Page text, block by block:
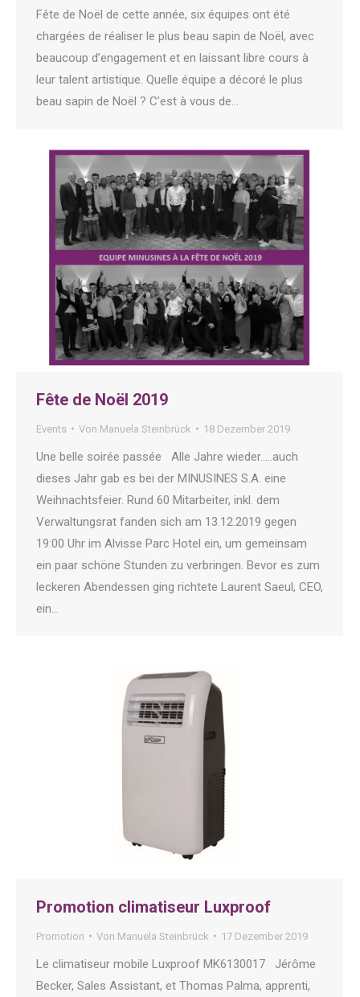
Fête de Noël de cette année, six équipes ont été
chargées de réaliser le plus beau sapin de Noël, avec
beaucoup d’engagement et en laissant libre cours à
leur talent artistique. Quelle équipe a décoré le plus
beau sapin de Noël ? C’est à vous de…
Fête de Noël 2019
Events Von Manuela Steinbrück 18 Dezember 2019
Une belle soirée passée Alle Jahre wieder…..auch
dieses Jahr gab es bei der MINUSINES S.A. eine
Weihnachtsfeier. Rund 60 Mitarbeiter, inkl. dem
Verwaltungsrat fanden sich am 13.12.2019 gegen
19:00 Uhr im Alvisse Parc Hotel ein, um gemeinsam
ein paar schöne Stunden zu verbringen. Bevor es zum
leckeren Abendessen ging richtete Laurent Saeul, CEO,
ein…
Promotion climatiseur Luxproof
Promotion Von Manuela Steinbrück 17 Dezember 2019
Le climatiseur mobile Luxproof MK6130017 Jérôme
Becker, Sales Assistant, et Thomas Palma, apprenti,